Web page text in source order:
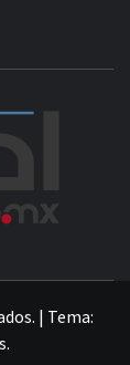
| Tema:
.